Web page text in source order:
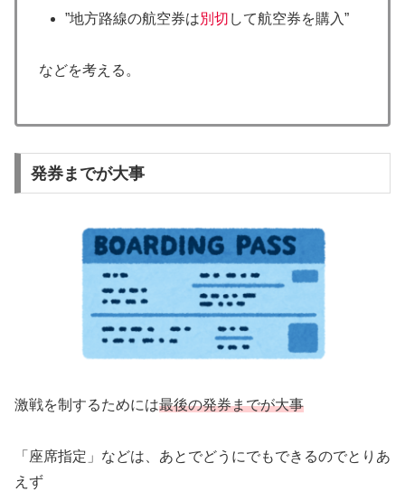
”地方路線の航空券は別切 して航空券を購入”
などを考える。
発券までが大事
激戦を制するためには最後の発券までが大事
「座席指定」などは、あとでどうにでもできるのでとりあ
えず